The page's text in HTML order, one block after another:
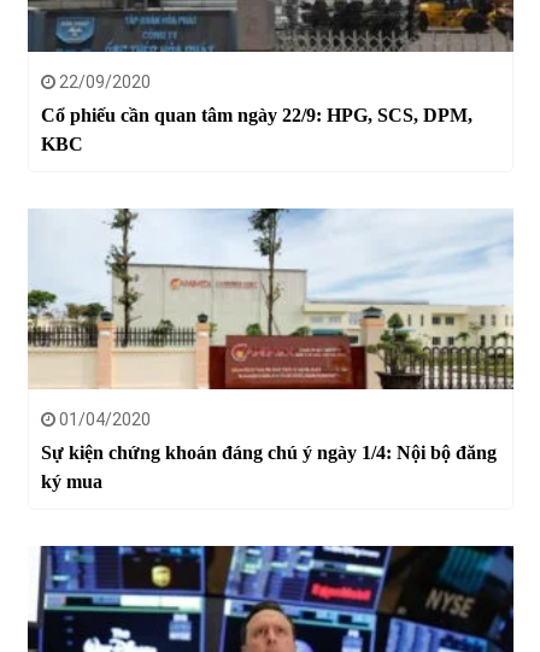
22/09/2020
Cổ phiếu cần quan tâm ngày 22/9: HPG, SCS, DPM,
KBC
01/04/2020
Sự kiện chứng khoán đáng chú ý ngày 1/4: Nội bộ đăng
ký mua